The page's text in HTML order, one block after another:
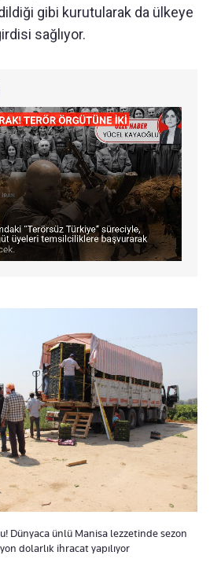
gibi kurutularak da ülkeye
sağlıyor.
Dünyaca ünlü Manisa lezzetinde sezon
dolarlık ihracat yapılıyor